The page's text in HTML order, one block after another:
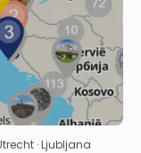
· Ljubljana